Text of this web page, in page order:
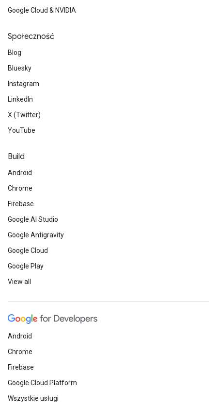
Google Cloud & NVIDIA
Społeczność
Blog
Bluesky
Instagram
LinkedIn
X (Twitter)
YouTube
Build
Android
Chrome
Firebase
Google AI Studio
Google Antigravity
Google Cloud
Google Play
View all
Android
Chrome
Firebase
Google Cloud Platform
Wszystkie usługi